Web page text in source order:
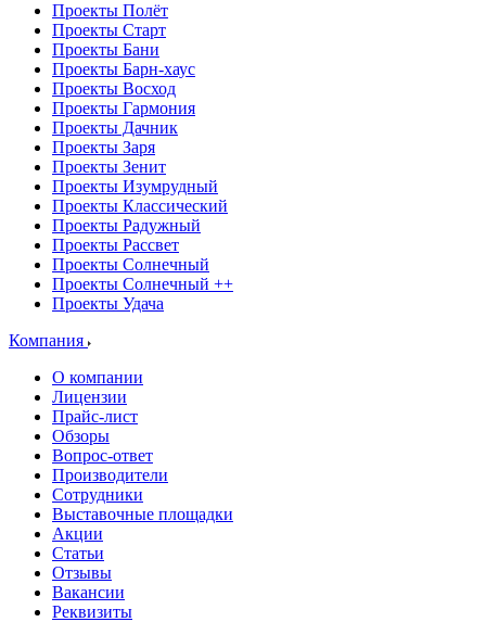
Проекты Полёт
Проекты Старт
Проекты Бани
Проекты Барн-хаус
Проекты Восход
Проекты Гармония
Проекты Дачник
Проекты Заря
Проекты Зенит
Проекты Изумрудный
Проекты Классический
Проекты Радужный
Проекты Рассвет
Проекты Солнечный
Проекты Солнечный ++
Проекты Удача
Компания
О компании
Лицензии
Прайс-лист
Обзоры
Вопрос-ответ
Производители
Сотрудники
Выставочные площадки
Акции
Статьи
Отзывы
Вакансии
Реквизиты